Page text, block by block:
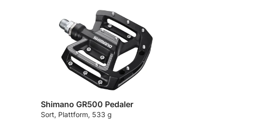
Shimano GR500 Pedaler
Sort, Plattform, 533 g